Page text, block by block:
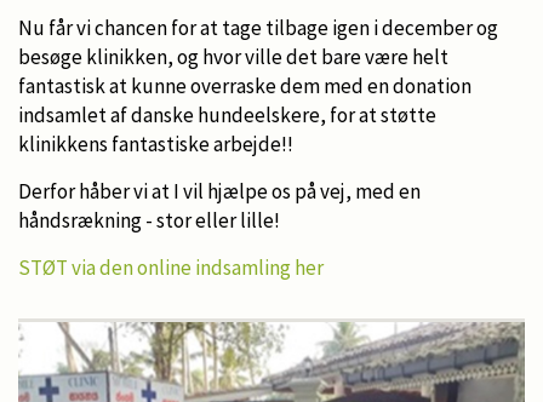
Nu får vi chancen for at tage tilbage igen i december og
besøge klinikken, og hvor ville det bare være helt
fantastisk at kunne overraske dem med en donation
indsamlet af danske hundeelskere, for at støtte
klinikkens fantastiske arbejde!!
Derfor håber vi at I vil hjælpe os på vej, med en
håndsrækning - stor eller lille!
STØT via den online indsamling her